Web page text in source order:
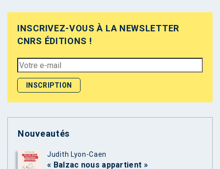
INSCRIVEZ-VOUS À LA NEWSLETTER
CNRS ÉDITIONS !
Nouveautés
Judith Lyon-Caen
« Balzac nous appartient »